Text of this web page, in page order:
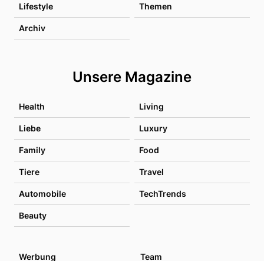
Lifestyle Themen
Archiv
Unsere Magazine
Health Living
Liebe Luxury
Family Food
Tiere Travel
Automobile TechTrends
Beauty
Werbung Team